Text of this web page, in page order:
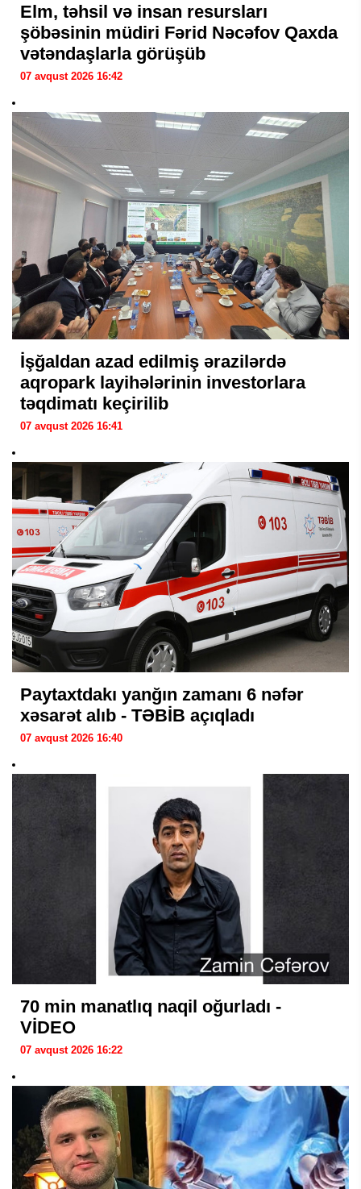
Elm, təhsil və insan resursları
şöbəsinin müdiri Fərid Nəcəfov Qaxda
vətəndaşlarla görüşüb
07 avqust 2026 16:42
İşğaldan azad edilmiş ərazilərdə
aqropark layihələrinin investorlara
təqdimatı keçirilib
07 avqust 2026 16:41
Paytaxtdakı yanğın zamanı 6 nəfər
xəsarət alıb - TƏBİB açıqladı
07 avqust 2026 16:40
70 min manatlıq naqil oğurladı -
VİDEO
07 avqust 2026 16:22